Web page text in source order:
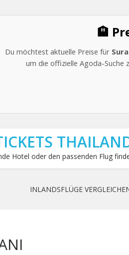
🏨
Du möchtest aktuelle Preise für
um die offizielle Agoda-
Hotel oder den passenden Flug
INLANDSFLÜGE